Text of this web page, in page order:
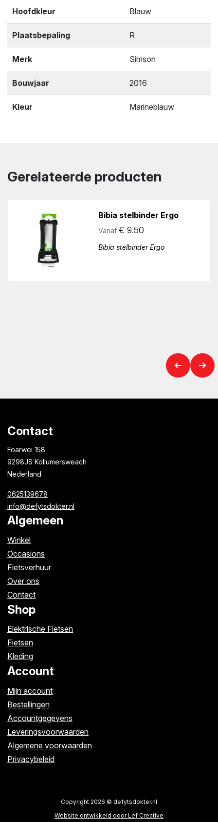
Hoofdkleur Blauw
Plaatsbepaling R
Merk Simson
Bouwjaar 2016
Kleur Marineblauw
Gerelateerde producten
Bibia stelbinder Ergo
Vanaf € 9.50
Bibia stelbinder Ergo
Contact
Foarwei 158
9298JS Kollumersweach
Nederland
0625139678
info@defytsdokter.nl
Algemeen
Winkel
Occasions
Fietsverhuur
Over ons
Contact
Shop
Elektrische Fietsen
Fietsen
Kleding
Account
Mijn account
Bestellingen
Accountgegevens
Leveringsvoorwaarden
Algemene voorwaarden
Privacybeleid
Copyright 2026 © defytsdokter.nl
Website ontwikkeld door Lef Creative